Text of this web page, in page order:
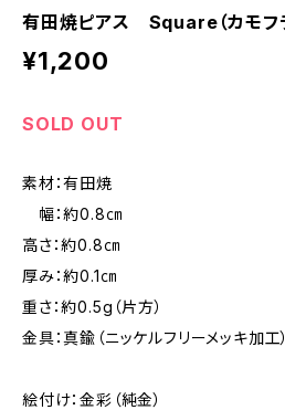
有田焼ピアス Square（カモフ
¥1,200
SOLD OUT
素材：有田焼
幅：約0.8㎝
高さ：約0.8㎝
厚み：約0.1㎝
重さ：約0.5g（片方）
金具：真鍮（ニッケルフリーメッキ加工）
絵付け：金彩（純金）